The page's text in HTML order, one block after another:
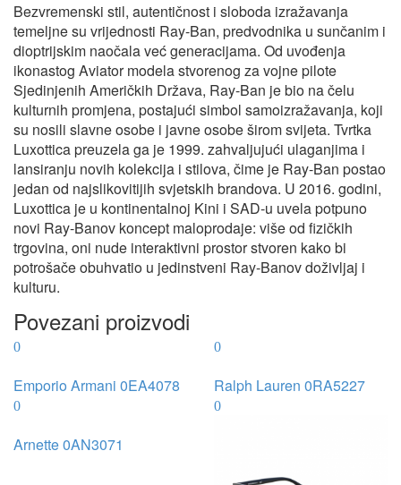
Bezvremenski stil, autentičnost i sloboda izražavanja
temeljne su vrijednosti Ray-Ban, predvodnika u sunčanim i
dioptrijskim naočala već generacijama. Od uvođenja
ikonastog Aviator modela stvorenog za vojne pilote
Sjedinjenih Američkih Država, Ray-Ban je bio na čelu
kulturnih promjena, postajući simbol samoizražavanja, koji
su nosili slavne osobe i javne osobe širom svijeta. Tvrtka
Luxottica preuzela ga je 1999. zahvaljujući ulaganjima i
lansiranju novih kolekcija i stilova, čime je Ray-Ban postao
jedan od najslikovitijih svjetskih brandova. U 2016. godini,
Luxottica je u kontinentalnoj Kini i SAD-u uvela potpuno
novi Ray-Banov koncept maloprodaje: više od fizičkih
trgovina, oni nude interaktivni prostor stvoren kako bi
potrošače obuhvatio u jedinstveni Ray-Banov doživljaj i
kulturu.
Povezani proizvodi
Emporio Armani 0EA4078 Ralph Lauren 0RA5227
Arnette 0AN3071